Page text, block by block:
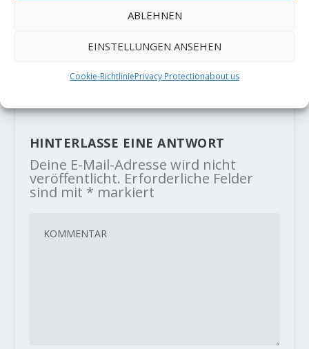
ABLEHNEN
EINSTELLUNGEN ANSEHEN
Cookie-RichtliniePrivacy Protectionabout us
First Ascent of "Karoshi" (8C) in
11. Januar 2019
HINTERLASSE EINE ANTWORT
Deine E-Mail-Adresse wird nicht
veröffentlicht. Erforderliche Felder
sind mit * markiert